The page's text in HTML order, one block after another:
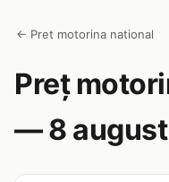
← Pret motorina national
Preț
— 8